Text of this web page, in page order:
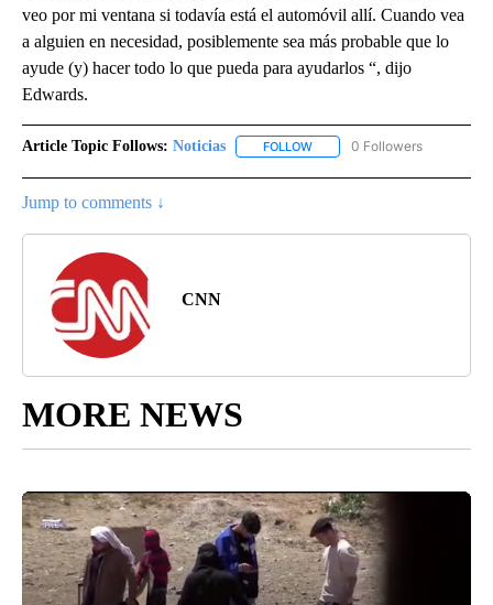
veo por mi ventana si todavía está el automóvil allí. Cuando vea
a alguien en necesidad, posiblemente sea más probable que lo
ayude (y) hacer todo lo que pueda para ayudarlos “, dijo
Edwards.
Article Topic Follows: Noticias FOLLOW FOLLOW "NOTICIAS" TO
0 Followers
Jump to comments ↓
CNN
MORE NEWS